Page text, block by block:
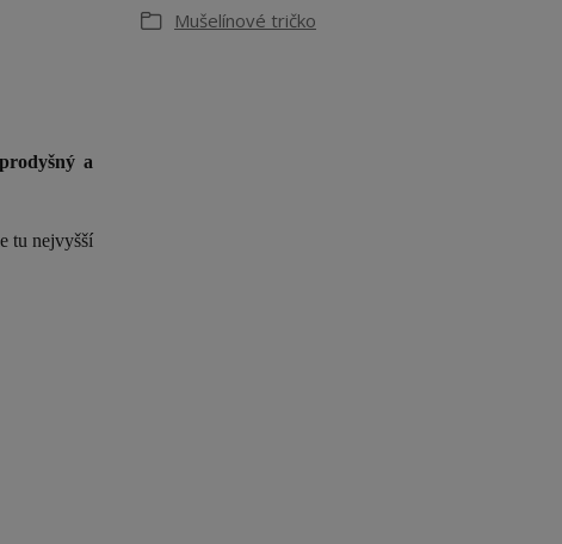
a
tu nejvyšší
Mušelínové tričko